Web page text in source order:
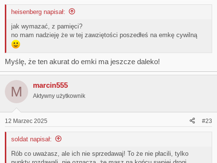
heisenberg napisał:
jak wymazać, z pamięci?
no mam nadzieję że w tej zawziętości poszedłeś na emkę cywilną
Myślę, że ten akurat do emki ma jeszcze daleko!
M marcin555
Aktywny użytkownik
12 Marzec 2025 #23
soldat napisał:
Rób co uważasz, ale ich nie sprzedawaj! To że nie płacili, tylko